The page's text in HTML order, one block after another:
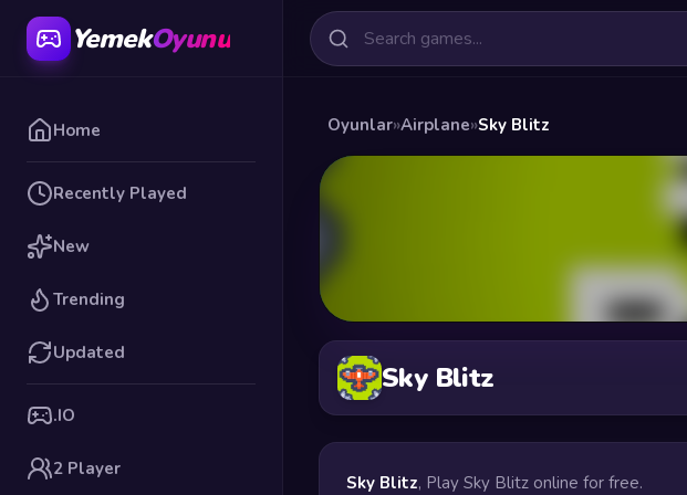
YemekOyunu
Home
Recently Played
New
Trending
Updated
.IO
2 Player
Oyunlar»Airplane»Sky Blitz
Sky Blitz
Sky Blitz, Play Sky Blitz online for free.